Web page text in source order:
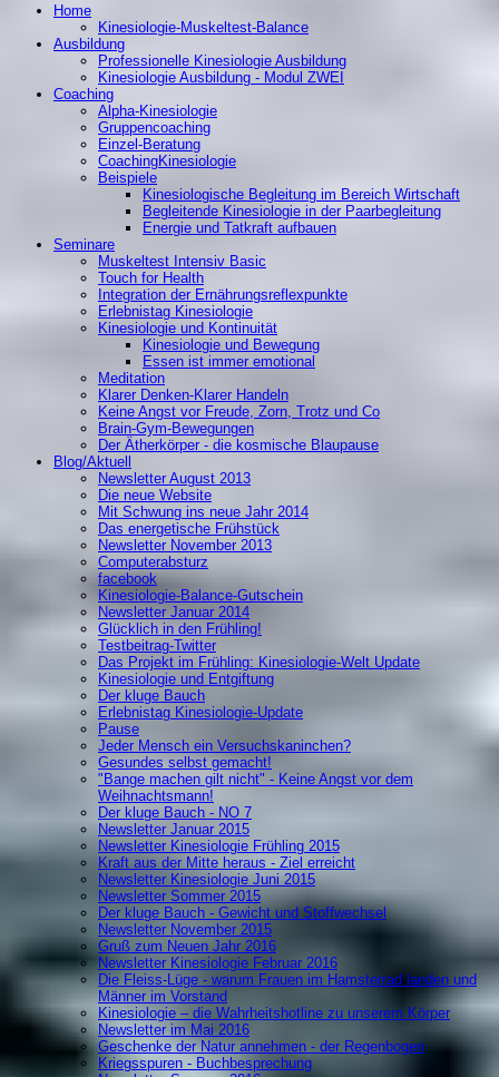
Home
Kinesiologie-Muskeltest-Balance
Ausbildung
Professionelle Kinesiologie Ausbildung
Kinesiologie Ausbildung - Modul ZWEI
Coaching
Alpha-Kinesiologie
Gruppencoaching
Einzel-Beratung
CoachingKinesiologie
Beispiele
Kinesiologische Begleitung im Bereich Wirtschaft
Begleitende Kinesiologie in der Paarbegleitung
Energie und Tatkraft aufbauen
Seminare
Muskeltest Intensiv Basic
Touch for Health
Integration der Ernährungsreflexpunkte
Erlebnistag Kinesiologie
Kinesiologie und Kontinuität
Kinesiologie und Bewegung
Essen ist immer emotional
Meditation
Klarer Denken-Klarer Handeln
Keine Angst vor Freude, Zorn, Trotz und Co
Brain-Gym-Bewegungen
Der Ätherkörper - die kosmische Blaupause
Blog/Aktuell
Newsletter August 2013
Die neue Website
Mit Schwung ins neue Jahr 2014
Das energetische Frühstück
Newsletter November 2013
Computerabsturz
facebook
Kinesiologie-Balance-Gutschein
Newsletter Januar 2014
Glücklich in den Frühling!
Testbeitrag-Twitter
Das Projekt im Frühling: Kinesiologie-Welt Update
Kinesiologie und Entgiftung
Der kluge Bauch
Erlebnistag Kinesiologie-Update
Pause
Jeder Mensch ein Versuchskaninchen?
Gesundes selbst gemacht!
"Bange machen gilt nicht" - Keine Angst vor dem
Weihnachtsmann!
Der kluge Bauch - NO 7
Newsletter Januar 2015
Newsletter Kinesiologie Frühling 2015
Kraft aus der Mitte heraus - Ziel erreicht
Newsletter Kinesiologie Juni 2015
Newsletter Sommer 2015
Der kluge Bauch - Gewicht und Stoffwechsel
Newsletter November 2015
Gruß zum Neuen Jahr 2016
Newsletter Kinesiologie Februar 2016
Die Fleiss-Lüge - warum Frauen im Hamsterrad landen und
Männer im Vorstand
Kinesiologie – die Wahrheitshotline zu unserem Körper
Newsletter im Mai 2016
Geschenke der Natur annehmen - der Regenbogen
Kriegsspuren - Buchbesprechung